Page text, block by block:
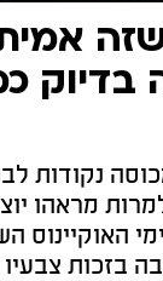
בדיוק
נקודות
מראהו
האוקיינוס
בזכות צבעיו